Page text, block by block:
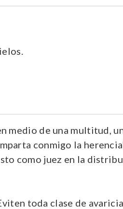
medio de una multitud,
conmigo la
como juez en la
toda clase de